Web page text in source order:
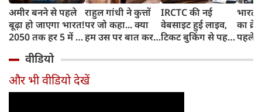
अमीर बनने से पहले
बूढ़ा हो जाएगा भारत!
2050 तक हर 5 में 1
साल से ज्यादा उम्र का
राहुल गांधी ने कुत्तों
पर जो कहा... क्या
हम उस पर बात कर
IRCTC की नई
वेबसाइट हुई लाइव,
टिकट बुकिंग से पहले
काम, जानें पूरा
भारत
का
पहले
और
वीडियो
और भी वीडियो देखें